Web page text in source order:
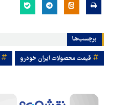
برچسب‌ها
قیمت محصولات ایران خودرو